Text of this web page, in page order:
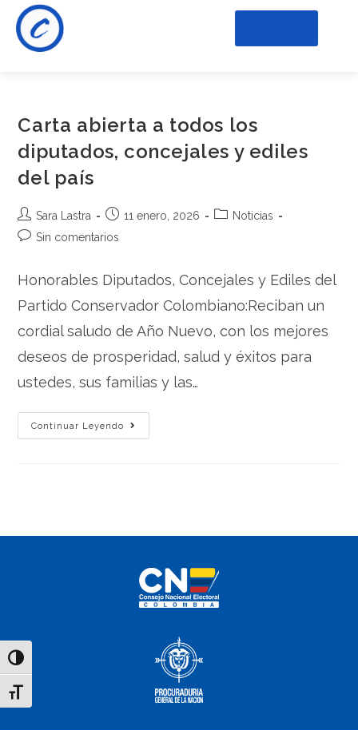
Toggle High Contrast
Toggle Font size
Carta abierta a todos los
diputados, concejales y ediles
del país
Sara Lastra 11 enero, 2026
Noticias
Sin comentarios
Honorables Diputados, Concejales y Ediles del
Partido Conservador Colombiano:Reciban un
cordial saludo de Año Nuevo, con los mejores
deseos de prosperidad, salud y éxitos para
ustedes, sus familias y las…
Continuar Leyendo